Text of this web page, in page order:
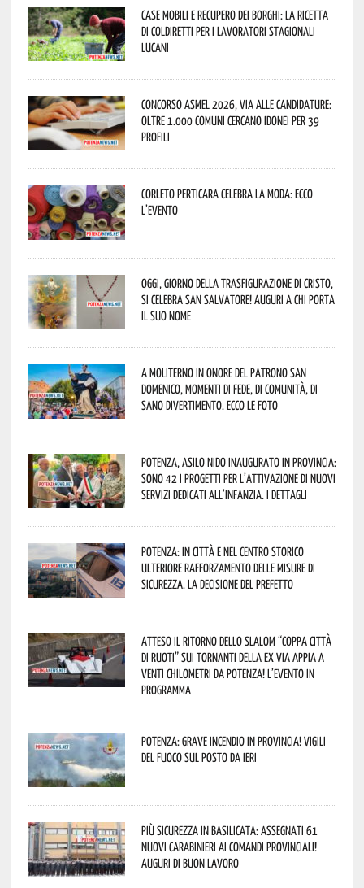
Case mobili e recupero dei borghi: la ricetta
di Coldiretti per i lavoratori stagionali
lucani
Concorso Asmel 2026, via alle candidature:
oltre 1.000 Comuni cercano idonei per 39
profili
Corleto Perticara celebra la moda: ecco
l’evento
Oggi, giorno della Trasfigurazione di Cristo,
si celebra San Salvatore! Auguri a chi porta
il suo nome
A Moliterno in onore del Patrono San
Domenico, momenti di fede, di comunità, di
sano divertimento. Ecco le foto
Potenza, asilo nido inaugurato in provincia:
sono 42 i progetti per l’attivazione di nuovi
servizi dedicati all’infanzia. I dettagli
Potenza: in città e nel centro storico
ulteriore rafforzamento delle misure di
sicurezza. La decisione del Prefetto
Atteso il ritorno dello slalom “Coppa Città
di Ruoti” sui tornanti della ex via Appia a
venti chilometri da Potenza! L’evento in
programma
Potenza: grave incendio in Provincia! Vigili
del fuoco sul posto da ieri
Più sicurezza in Basilicata: assegnati 61
nuovi Carabinieri ai Comandi provinciali!
Auguri di buon lavoro